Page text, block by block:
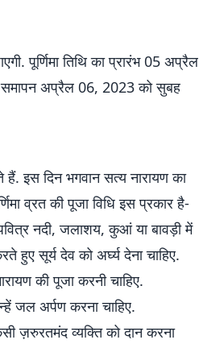
पूर्णिमा तिथि का प्रारंभ 05 अप्रैल
समापन अप्रैल 06, 2023 को सुबह
इस दिन भगवान सत्य नारायण का
व्रत की पूजा विधि इस प्रकार है-
नदी, जलाशय, कुआं या बावड़ी में
हुए सूर्य देव को अर्घ्य देना चाहिए.
की पूजा करनी चाहिए.
जल अर्पण करना चाहिए.
ज़रुरतमंद व्यक्ति को दान करना